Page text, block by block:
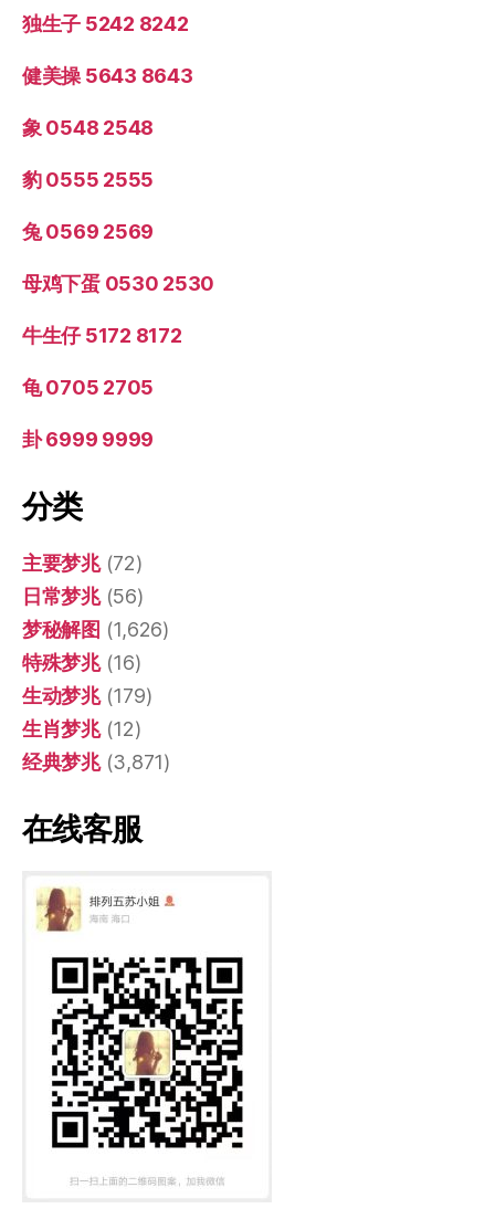
独生子 5242 8242
健美操 5643 8643
象 0548 2548
豹 0555 2555
兔 0569 2569
母鸡下蛋 0530 2530
牛生仔 5172 8172
龟 0705 2705
卦 6999 9999
分类
主要梦兆(72)
日常梦兆(56)
梦秘解图 (1,626)
特殊梦兆(16)
生动梦兆(179)
生肖梦兆(12)
经典梦兆(3,871)
在线客服